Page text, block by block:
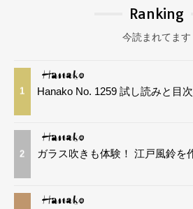
Ranking
今読まれてます
1 Hanako No. 1259 試し読みと目次
2 ガラス吹きも体験！ 江戸風鈴を